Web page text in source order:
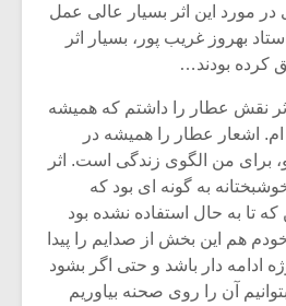
در مورد این اثر بسیار عالی عمل
بهروز غریب پور، بسیار اثر
کرده بودند…
نقش عطار را داشتم که همیشه
اشعار عطار را همیشه در
برای من الگوی زندگی است. اثر
به گونه ای بود که
تا به حال استفاده نشده بود
هم این بخش از صدایم را پیدا
ادامه دار باشد و حتی اگر بشود
آن را روی صحنه بیاوریم